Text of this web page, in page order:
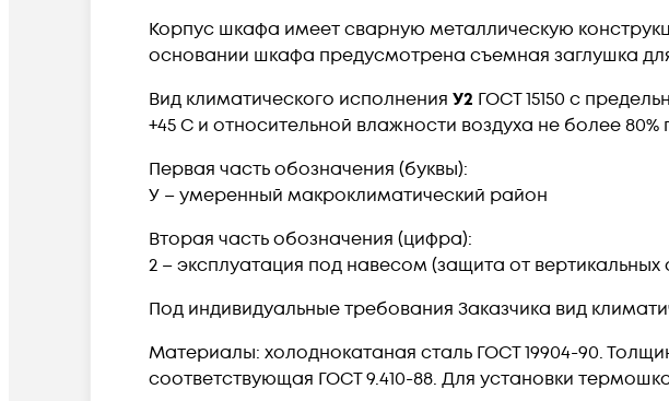
Корпус шкафа имеет сварную металлическую
основании шкафа предусмотрена съемная заглушка
Вид климатического исполнения У2 ГОСТ 15150 с
+45 С и относительной влажности воздуха не более
Первая часть обозначения (буквы):
У – умеренный макроклиматический район
Вторая часть обозначения (цифра):
2 – эксплуатация под навесом (защита от
Под индивидуальные требования Заказчика вид
Материалы: холоднокатаная сталь ГОСТ 19904-90.
соответствующая ГОСТ 9.410-88. Для установки